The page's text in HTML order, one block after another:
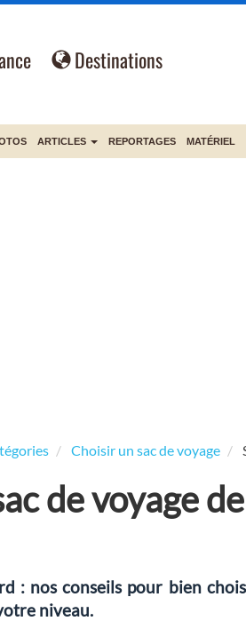
Destinations
ARTICLES REPORTAGES MATÉRIEL
Choisir un sac de voyage
de voyage
: nos conseils pour bien
niveau.